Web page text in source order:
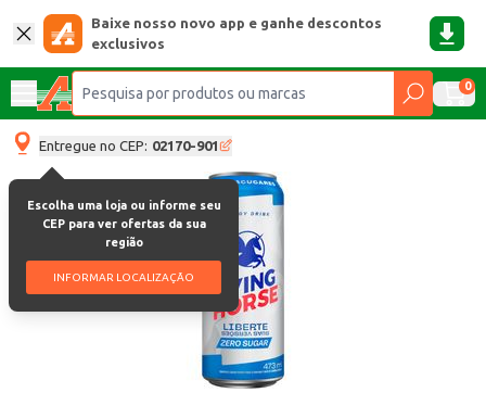
Baixe nosso novo app e ganhe descontos
exclusivos
0
Entregue no CEP: 02170-901
Escolha uma loja ou informe seu
CEP para ver ofertas da sua
região
INFORMAR LOCALIZAÇÃO